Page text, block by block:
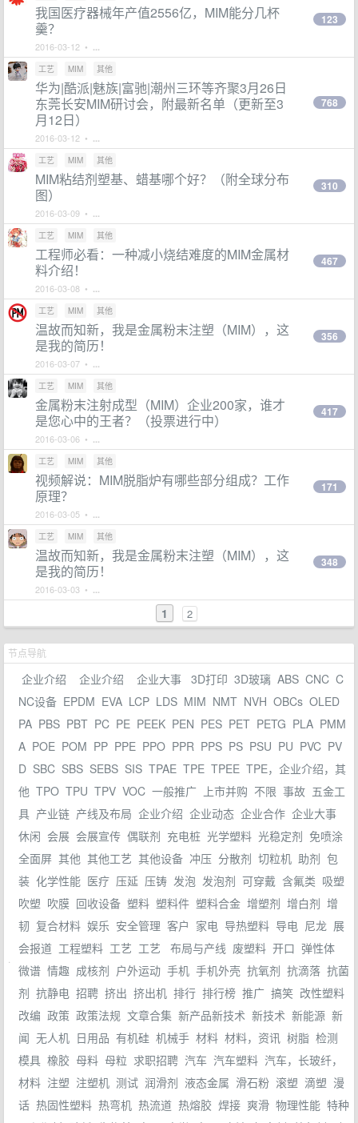
我国医疗器械年产值2556亿，MIM能分几杯
羹？
2016-03-12 • ...
123
工艺 MIM 其他
华为|酷派|魅族|富驰|潮州三环等齐聚3月26日
东莞长安MIM研讨会，附最新名单（更新至3
月12日）
2016-03-12 • ...
768
工艺 MIM 其他
MIM粘结剂塑基、蜡基哪个好？（附全球分布
图）
2016-03-09 • ...
310
工艺 MIM 其他
工程师必看：一种减小烧结难度的MIM金属材
料介绍！
2016-03-08 • ...
467
工艺 MIM 其他
温故而知新，我是金属粉末注塑（MIM），这
是我的简历！
2016-03-07 • ...
356
工艺 MIM 其他
金属粉末注射成型（MIM）企业200家，谁才
是您心中的王者？（投票进行中）
2016-03-06 • ...
417
工艺 MIM 其他
视频解说：MIM脱脂炉有哪些部分组成？工作
原理？
2016-03-05 • ...
171
工艺 MIM 其他
温故而知新，我是金属粉末注塑（MIM），这
是我的简历！
2016-03-03 • ...
348
1 2
节点导航
企业介绍 企业介绍 企业大事 3D打印 3D玻璃 ABS CNC C
NC设备 EPDM EVA LCP LDS MIM NMT NVH OBCs OLED
PA PBS PBT PC PE PEEK PEN PES PET PETG PLA PMM
A POE POM PP PPE PPO PPR PPS PS PSU PU PVC PV
D SBC SBS SEBS SIS TPAE TPE TPEE TPE，企业介绍，其
他 TPO TPU TPV VOC 一般推广 上市并购 不限 事故 五金工
具 产业链 产线及布局 企业介绍 企业动态 企业合作 企业大事
休闲 会展 会展宣传 偶联剂 充电桩 光学塑料 光稳定剂 免喷涂
全面屏 其他 其他工艺 其他设备 冲压 分散剂 切粒机 助剂 包
装 化学性能 医疗 压延 压铸 发泡 发泡剂 可穿戴 含氟类 吸塑
吹塑 吹膜 回收设备 塑料 塑料件 塑料合金 增塑剂 增白剂 增
韧 复合材料 娱乐 安全管理 客户 家电 导热塑料 导电 尼龙 展
会报道 工程塑料 工艺 工艺 布局与产线 废塑料 开口 弹性体
微谱 情趣 成核剂 户外运动 手机 手机外壳 抗氧剂 抗滴落 抗菌
剂 抗静电 招聘 挤出 挤出机 排行 排行榜 推广 搞笑 改性塑料
改编 政策 政策法规 文章合集 新产品新技术 新技术 新能源 新
闻 无人机 日用品 有机硅 机械手 材料 材料，资讯 树脂 检测
模具 橡胶 母料 母粒 求职招聘 汽车 汽车塑料 汽车，长玻纤，
材料 注塑 注塑机 测试 润滑剂 液态金属 滑石粉 滚塑 滴塑 漫
话 热固性塑料 热弯机 热流道 热熔胶 焊接 爽滑 物理性能 特种